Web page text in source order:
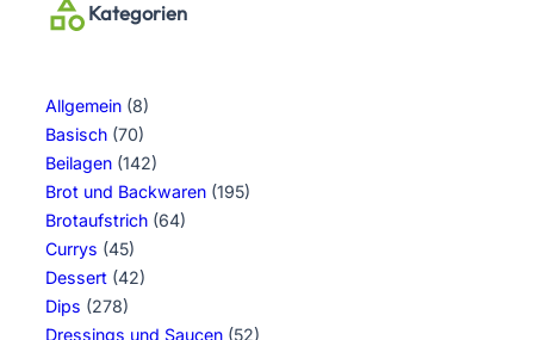
Kategorien
Allgemein (8)
Basisch (70)
Beilagen (142)
Brot und Backwaren (195)
Brotaufstrich (64)
Currys (45)
Dessert (42)
Dips (278)
Dressings und Saucen (52)